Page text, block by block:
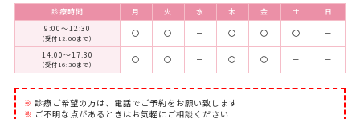
診療時間 月 火 水 木 金 土
日
9:00～12:30
（受付12:00まで） 〇 〇 － 〇 〇 〇 －
14:00～17:30
（受付16:30まで） 〇 〇 － 〇 〇 － －
診療ご希望の方は、電話でご予約をお願い致します
ご不明な点があるときはお気軽にご相談ください